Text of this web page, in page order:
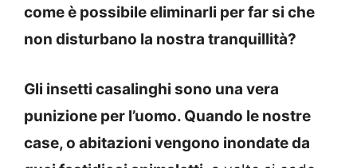
come è possibile eliminarli per far si che
non disturbano la nostra tranquillità?
Gli insetti casalinghi sono una vera
punizione per l’uomo. Quando le nostre
case, o abitazioni vengono inondate da